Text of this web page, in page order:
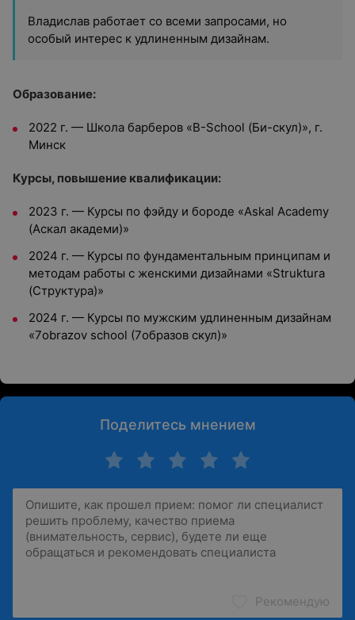
Владислав работает со всеми запросами, но
особый интерес к удлиненным дизайнам.
Образование:
2022 г. — Школа барберов «B-School (Би-скул)», г.
Минск
Курсы, повышение квалификации:
2023 г. — Курсы по фэйду и бороде «Askal Academy
(Аскал академи)»
2024 г. — Курсы по фундаментальным принципам и
методам работы с женскими дизайнами «Struktura
(Структура)»
2024 г. — Курсы по мужским удлиненным дизайнам
«7obrazov school (7образов скул)»
Поделитесь мнением
Рекомендую